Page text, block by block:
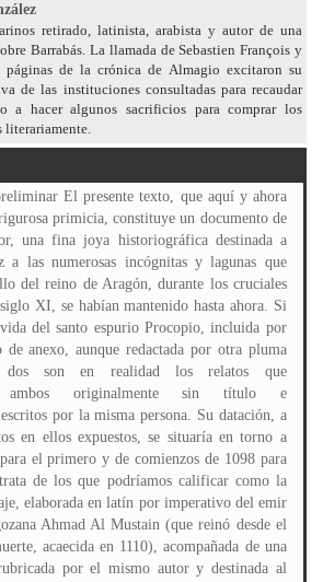
retirado, latinista, arabista y autor de una
Barrabás. La llamada de Sebastien François y
de la crónica de Almagio excitaron su
de las instituciones consultadas para recaudar
a hacer algunos sacrificios para comprar los
literariamente.
posibles. Por mi parte, me he limitado a traducir tanto del latín como del árabe ambos manuscritos, darles título, dividirlos en epígrafes y establecer algunas investigaciones personales realizadas en torno a los hechos narrados, los cuales se exponen brevemente en el epílogo. La primera pregunta que sin duda surgirá entre los expertos y lectores en general, a tenor de los recientes escándalos que sobre el tema se han producido, será la relativa a si se trata de manuscritos auténticos o bien simples falsificaciones. ¿Quién no recordará el caso del diario de Hitler, que en 1983 llegó a engañar al prestigioso historiador británico Hugh Trevor-Roper, y que más tarde demostró ser un timo orquestado por el falsificador Konrad Kujau? ¿No existe la sospecha de que el supuesto diario de Jack el Destripador, descubierto en Liverpool en 1992 y posteriormente publicado, sea asimismo un fraude editorial? Así pues, y curándonos en salud, el que rubrica estas páginas y la editorial han decidido publicar el texto íntegro convenientemente traducido, dejando luego en manos de todos los expertos que lo deseen el estudio pormenorizado de ambos manuscritos, los cuales, aunque se conserven en nuestro poder, quedan asimismo a su disposición. Tipos de letra, fórmulas y frases empleada en la redacción, materiales utilizados en su elaboración (sobre todo tinta y un primitivo papel de lino, seguramente procedente de los molinos documentados que ya existían en la taifa zaragozana)..., todo ello es susceptible de ser analizado al objeto de verificar su autenticidad mediante cualquier método de prueba, incluidas la química o la biológica (rastros de polinización, sustancias incluidas en la elaboración del papel o la tinta, etc.). No obstante, antes consideramos de sumo interés dar a conocer la forma en que dichos manuscritos llegaron a nuestro poder, al creer que este aspecto del caso puede influir a la hora de valorar su originalidad o posible falsedad. Esta apasionante historia (permítaseme el adjetivo por considerarlo el más adecuado a lo que ahora voy a relatarles) comenzó el año 2001, allá por el mes de septiembre, pocas horas antes de que los newyorkinos sufrieran aquellos terribles atentados contra sus Torres Gemelas que dejaron dislocada y como medio mutilada la silueta de su gran ciudad. Fue en ese día 11 de dicho mes cuando recibí la extraña llamada que, procedente de París, sin duda iba a cambiar mi vida y la de mi editor. Recuerdo que el teléfono sonó muy temprano aquella jornada, precisamente en ese mínimo momento del día en que la mañana apenas titubea tras las ventanas y los humanos solemos cuestionarnos la mayor parte de nuestros principios. -Allô?, monsieur Gomegó? Mi primera reacción fue de sorpresa, pues no tenía entonces por costumbre mantener contacto con lugares tan alejados de mi limitado entorno vital. Además, todavía me encontraba semidormido y por ello poco proclive al uso de lenguas como el francés, que pese a ser comunitarias, resultaban para mí bastante extrañas. -Sí, yo mismo. -Hablo poco espaniol..., poquito, poquito. -Pues, si no le importa, cuando aprenda, entonces, vuelva a llamarme. -No, no se moleste usted pas..., quiegó hablag de un escritóóó´, monsieur. -¿Escrito?, ¿qué escrito?, ¿se refiere usted a alguna de mis obras? Si tiene usted alguna queja, hable antes con mi editorial. Además, ¿cómo ha conseguido usted mi número? -Pregsisamenté ha sido su editogggial quien me lo ha fasilitadóóó. En fin, no nos extenderemos más en tales prolegómenos, que sólo servirían para confundir al lector. Un exceso de palabrería podría afectar además a la credibilidad de nuestras explicaciones. La cuestión es que el comunicante, en un principio anónimo y posteriormente presentado ante mi escéptica mirada bajo el nombre de Sebastien François Piulats Tsé, era hijo de un español que, como tantos otros, acabó exiliado en Francia desde 1939 a causa de nuestra desgraciada Guerra Civil. En dicho país, casaría posteriormente con una discreta dama de la alta jerarquía camboyana llamada Wailin Tsé Salot, lo que explicaría su exótico segundo apellido (pues el primero delata un evidente origen catalán) y la chanza con que al escucharlo en un principio me tomé al asunto. Fue el tal Sebastien François (a partir de ahora simplemente Sebastien) quien nos contó la historia de los manuscritos aquí traducidos y publicados, que en aquel momento y desde hacía unos cuantos años se encontraban ya en su poder. Resultó haberlos heredado de su padre (un catalán llamado Jaumet Piulats i Comasòlives, el exiliado por más señas), quien en 1936, con 20 años recién cumplidos, se encontraba realizando su servicio militar en el cuartel zaragozano de la Aljafería). Era Jaumet de tendencias claramente anarquizantes, por ser hijo de un obrero barcelonés del ramo textil que ya de chico le aleccionó en las supuestas virtudes de la acracia, los valores de la solidaridad universal y el odio a todo tipo de gobierno reaccionario y clerical. Dejando de momento estas cuestiones ideológicas, sepamos que el tal Jaumet, mientras cumplía sin ninguna convicción su deber para con la patria, descubrió cierta noche de primavera, mientras efectuaba un periodo de guardia durante el cual simplemente se dedicaba a pasar tiempo en retrete, una pequeña jarra escondida bajo una baldosa mal encajada. Aun con los pantalones bajos, limpió el polvo de la pieza, rompió el reseco precinto de cera que la cerraba, hurgó (imagino que apresurado) en su interior y acabó descubriendo ambos manuscritos. Las tristes circunstancias que pocos días después le tocó vivir a España no permitieron a Jaumet evaluar a fondo el contenido de los legajos, pues debemos asimismo considerar que por su falta de educación tampoco era un experto en la materia, y que el único latín que seguramente debía conocer eran las siglas RIP (tan frecuentes por otro lado en cementerios y chascarrillos). Sublevado contra la República el general Miguel Cabanellas, jefe de la división orgánica que tenía su sede en Zaragoza, la situación de la capital del Ebro experimentó un giro copernicano. La violencia aplicada contra todos los que mantuvieran connivencia con ideologías de izquierdas, o simplemente simpatizaran con el gobierno republicano, ha sido ya estudiada por diversos especialistas y resulta sobradamente conocida. Por tal razón, un Jaumet temeroso de que se descubriera su talante libertario decidió huir, en cuanto tuviera ocasión, hacia el Aragón no sublevado, lo que consiguió a comienzos de agosto cargando con los manuscritos encontrados en la Aljafería. Se sucedieron a continuación más de dos años de guerra tanto en los frentes aragoneses como catalanes, encuadrado en una columna ácrata, hasta que la derrota republicana obligó a Jaumet a huir a Francia hacia enero de 1939. En ese país, tras sufrir los avatares de un nuevo conflicto que empujó al catalán a combatir en la resistencia antinazi, dicho es que matrimonió con la mencionada Wailin Tsé, ilustre emigrada de su Camboya natal por ser de condición procolonialista. De esta unión nacería en 1953 nuestro Sebastien, quien a su vez heredaría de su padre los documentos de la Aljafería. Tantas desgracias y trasiegos habían mermado notablemente la salud de Jaumet, hasta el punto de que éste fallecería dos años después del nacimiento de su único hijo. Guardó Wailin la herencia que su progenitor había legado a Sebastien, de forma que cuando éste cobró uso de razón intentó descifrar lo